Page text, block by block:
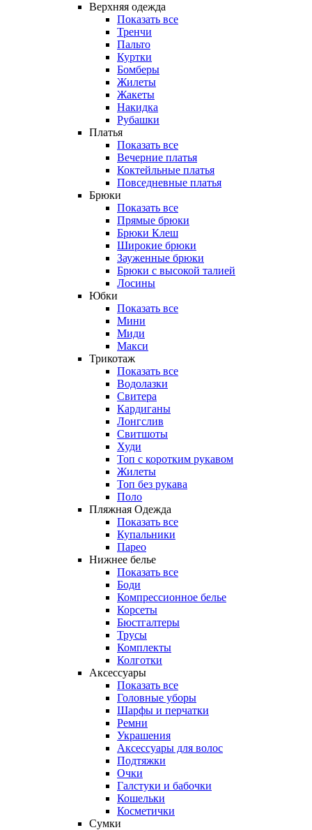
Верхняя одежда
Показать все
Тренчи
Пальто
Куртки
Бомберы
Жилеты
Жакеты
Накидка
Рубашки
Платья
Показать все
Вечерние платья
Коктейльные платья
Повседневные платья
Брюки
Показать все
Прямые брюки
Брюки Клеш
Широкие брюки
Зауженные брюки
Брюки с высокой талией
Лосины
Юбки
Показать все
Мини
Миди
Макси
Трикотаж
Показать все
Водолазки
Свитера
Кардиганы
Лонгслив
Свитшоты
Худи
Топ с коротким рукавом
Жилеты
Топ без рукава
Поло
Пляжная Одежда
Показать все
Купальники
Парео
Нижнее белье
Показать все
Боди
Компрессионное белье
Корсеты
Бюстгалтеры
Трусы
Комплекты
Колготки
Аксессуары
Показать все
Головные уборы
Шарфы и перчатки
Ремни
Украшения
Аксессуары для волос
Подтяжки
Очки
Галстуки и бабочки
Кошельки
Косметички
Сумки